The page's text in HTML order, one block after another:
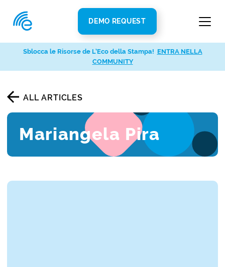
DEMO REQUEST
ALL ARTICLES
Mariangela Pira
Sblocca le Risorse de L’Eco della Stampa! ENTRA NELLA
COMMUNITY